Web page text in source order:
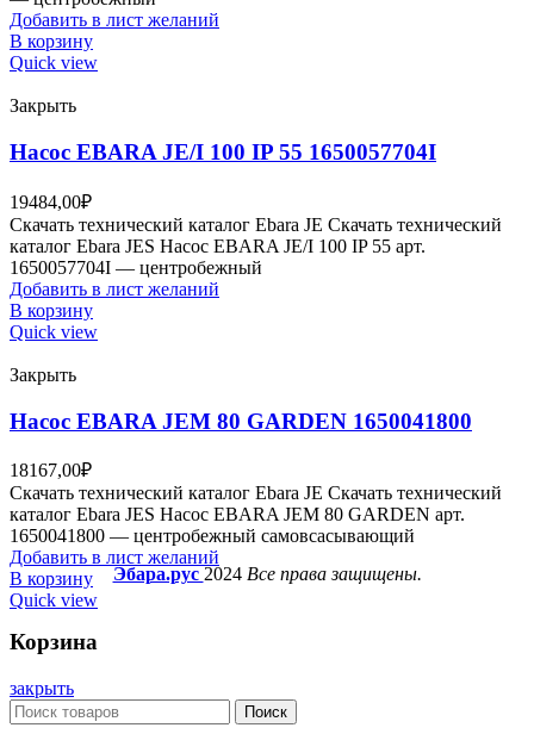
Добавить в лист желаний
В корзину
Quick view
Закрыть
Насос EBARA JE/I 100 IP 55 1650057704I
19484,00₽
Скачать технический каталог Ebara JE Скачать технический
каталог Ebara JES Насос EBARA JE/I 100 IP 55 арт.
1650057704I — центробежный
Добавить в лист желаний
В корзину
Quick view
Закрыть
Насос EBARA JEM 80 GARDEN 1650041800
18167,00₽
Скачать технический каталог Ebara JE Скачать технический
каталог Ebara JES Насос EBARA JEM 80 GARDEN арт.
1650041800 — центробежный самовсасывающий
Добавить в лист желаний
В корзину
Quick view
Эбара.рус 2024Все права защищены.
Корзина
закрыть
Поиск